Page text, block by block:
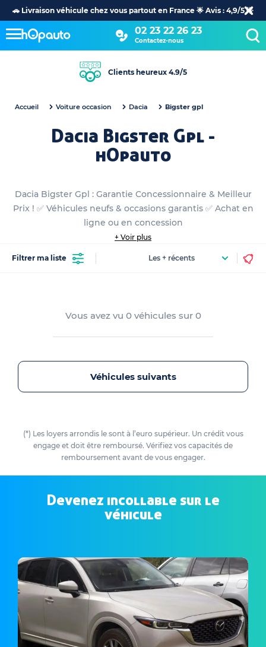
🚗 Livraison véhicule chez vous partout en France 🌟 Avis : 4,9/5 🌟
02 23 22 26 23
Contactez-nous
Clients heureux 4.9/5
Accueil Voiture occasion Dacia Bigster gpl
Dacia Bigster Gpl -
hOpauto
Dacia Bigster Gpl : Garantie Concessionnaire & Meilleur
Prix ! ✅ Véhicules neufs & occasions garantis ✅ Achat en
ligne ou en concession
+ Voir plus
Filtrer ma liste
Vous avez vu 0 véhicules sur 0
Véhicules suivants
(*) Les loyers arrondis le sont à l’euro supérieur. Un crédit vous
engage et doit être remboursé. Vérifiez vos capacités de
remboursement avant de vous engager.
Devenez incollable sur le
véhicule